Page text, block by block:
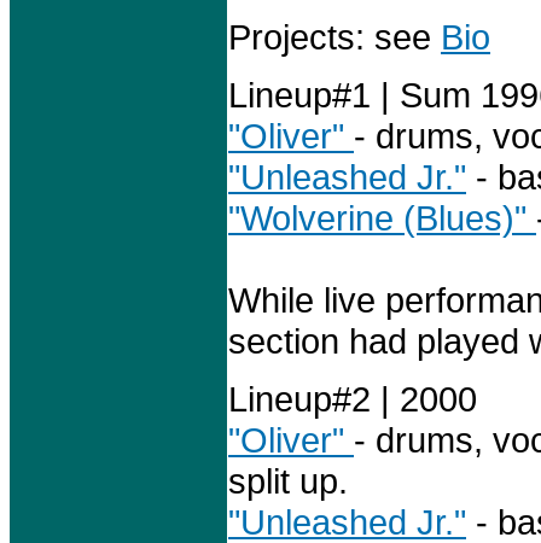
Projects: see Bio
Lineup#1 | Sum
"Oliver" - drums,
"Unleashed Jr." -
"Wolverine (Blues)"
While live
section had played
Lineup#2 | 2000
"Oliver" - drums,
split up.
"Unleashed Jr." -